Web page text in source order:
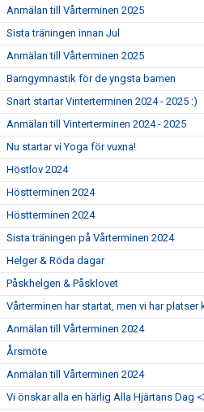
Anmälan till Vårterminen 2025
Sista träningen innan Jul
Anmälan till Vårterminen 2025
Barngymnastik för de yngsta barnen
Snart startar Vinterterminen 2024 - 2025 :)
Anmälan till Vinterterminen 2024 - 2025
Nu startar vi Yoga för vuxna!
Höstlov 2024
Höstterminen 2024
Höstterminen 2024
Sista träningen på Vårterminen 2024
Helger & Röda dagar
Påskhelgen & Påsklovet
Vårterminen har startat, men vi har platser
Anmälan till Vårterminen 2024
Årsmöte
Anmälan till Vårterminen 2024
Vi önskar alla en härlig Alla Hjärtans Dag